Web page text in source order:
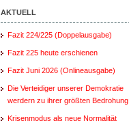
AKTUELL
Fazit 224/225 (Doppelausgabe)
Fazit 225 heute erschienen
Fazit Juni 2026 (Onlineausgabe)
Die Verteidiger unserer Demokratie
werdern zu ihrer größten Bedrohung
Krisenmodus als neue Normalität